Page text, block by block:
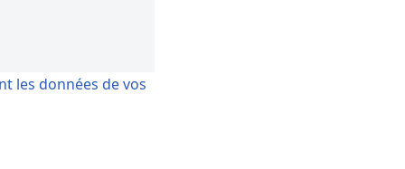
les données de vos